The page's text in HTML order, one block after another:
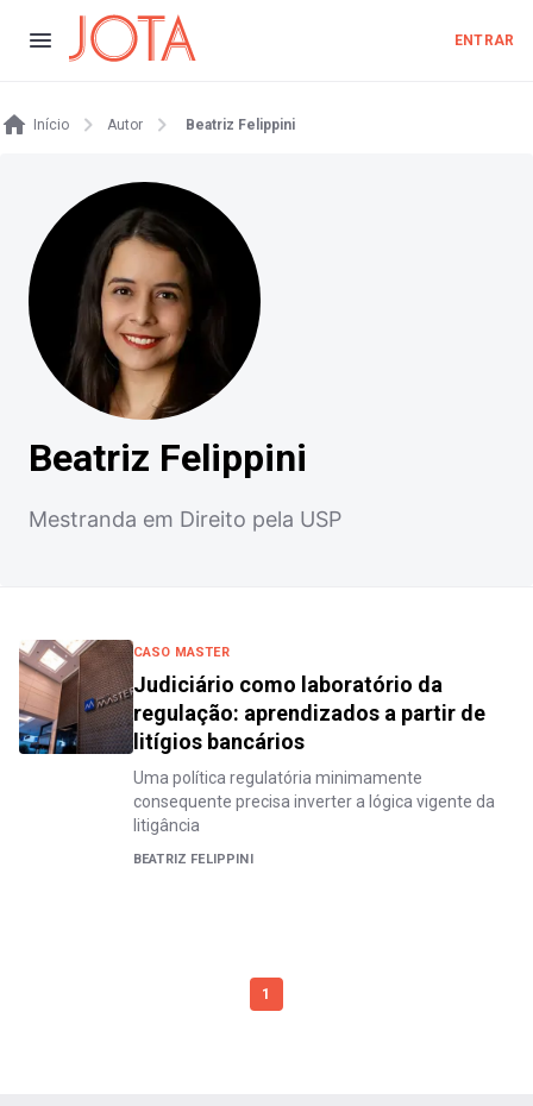
ENTRAR
Início Autor Beatriz Felippini
Beatriz Felippini
Mestranda em Direito pela USP
CASO MASTER
Judiciário como laboratório da
regulação: aprendizados a partir de
litígios bancários
Uma política regulatória minimamente
consequente precisa inverter a lógica vigente da
litigância
BEATRIZ FELIPPINI
1